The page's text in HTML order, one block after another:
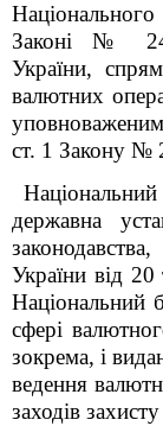
Законі №
України,
валютних
ст. 1 Закону №
державна
України від
Національний
сфері
зокрема, і
ведення
заходів